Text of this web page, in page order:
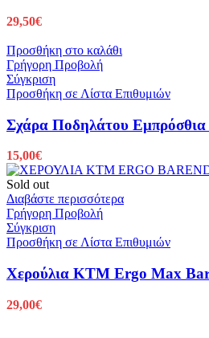
29,50€
Προσθήκη στο καλάθι
Γρήγορη Προβολή
Σύγκριση
Προσθήκη σε Λίστα Επιθυμιών
Σχάρα Ποδηλάτου Εμπρόσθια
15,00€
Sold out
Διαβάστε περισσότερα
Γρήγορη Προβολή
Σύγκριση
Προσθήκη σε Λίστα Επιθυμιών
Χερούλια KTM Ergo Max
29,00€